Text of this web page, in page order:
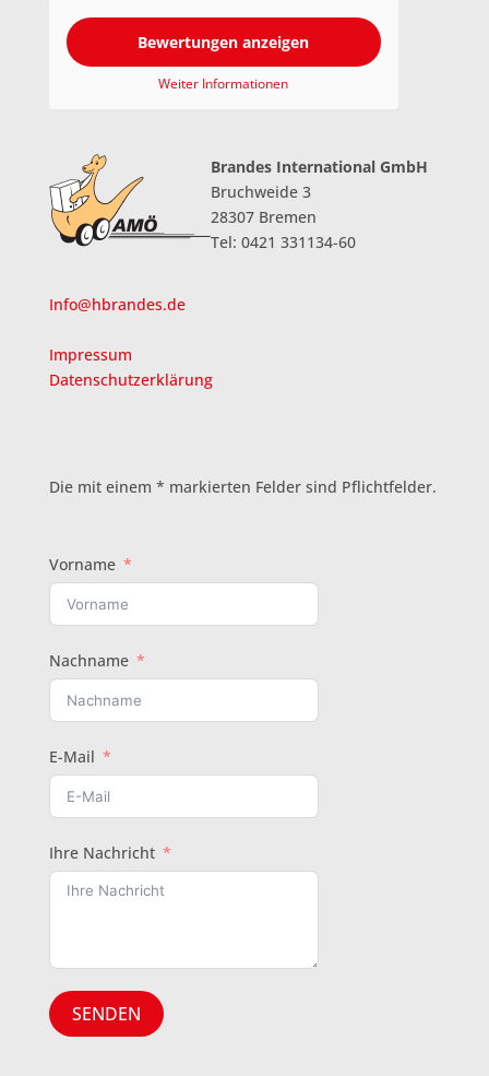
Bewertungen anzeigen
Weiter Informationen
Brandes International GmbH
Bruchweide 3
28307 Bremen
Tel: 0421 331134-60
Info@hbrandes.de
Impressum
Datenschutzerklärung
Die mit einem * markierten Felder sind Pflichtfelder.
Vorname
Nachname
E-Mail
Ihre Nachricht
SENDEN